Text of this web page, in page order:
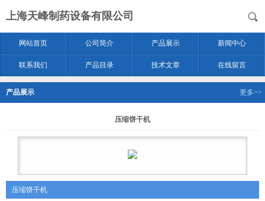
上海天峰制药设备有限公司
网站首页 公司简介 产品展示 新闻中心
联系我们 产品目录 技术文章 在线留言
产品展示 更多>>
压缩饼干机
压缩饼干机